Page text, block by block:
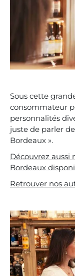
Sous cette
consommateur
personnalités
juste de parler
Bordeaux ».
Découvrez aussi
Bordeaux
Retrouver nos